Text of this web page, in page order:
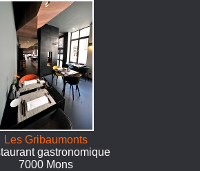
Les Gribaumonts
gastronomique
7000 Mons